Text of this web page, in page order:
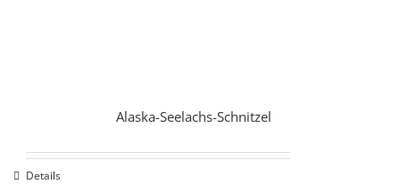
Alaska-Seelachs-Schnitzel
Details